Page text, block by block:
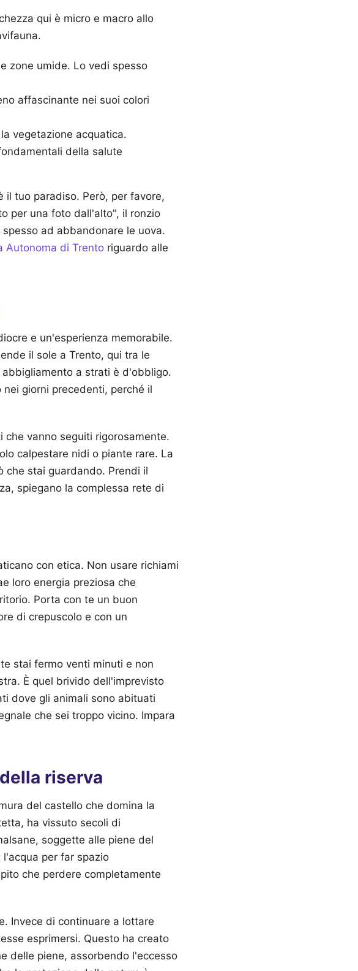
qui è micro e macro allo
zone umide. Lo vedi spesso
affascinante nei suoi colori
vegetazione acquatica.
della salute
il tuo paradiso. Però, per favore,
per una foto dall'alto", il ronzio
ad abbandonare le uova.
Autonoma di Trento riguardo alle
e un'esperienza memorabile.
il sole a Trento, qui tra le
a strati è d'obbligo.
giorni precedenti, perché il
vanno seguiti rigorosamente.
calpestare nidi o piante rare. La
che stai guardando. Prendi il
spiegano la complessa rete di
con etica. Non usare richiami
loro energia preziosa che
Porta con te un buon
di crepuscolo e con un
stai fermo venti minuti e non
È quel brivido dell'imprevisto
dove gli animali sono abituati
che sei troppo vicino. Impara
riserva
del castello che domina la
ha vissuto secoli di
soggette alle piene del
per far spazio
che perdere completamente
Invece di continuare a lottare
esprimersi. Questo ha creato
delle piene, assorbendo l'eccesso